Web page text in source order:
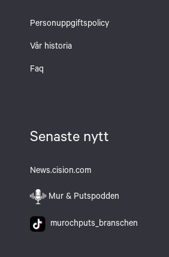
Personuppgiftspolicy
Vår historia
Faq
Senaste nytt
News.cision.com
Mur & Putspodden
murochputs_branschen